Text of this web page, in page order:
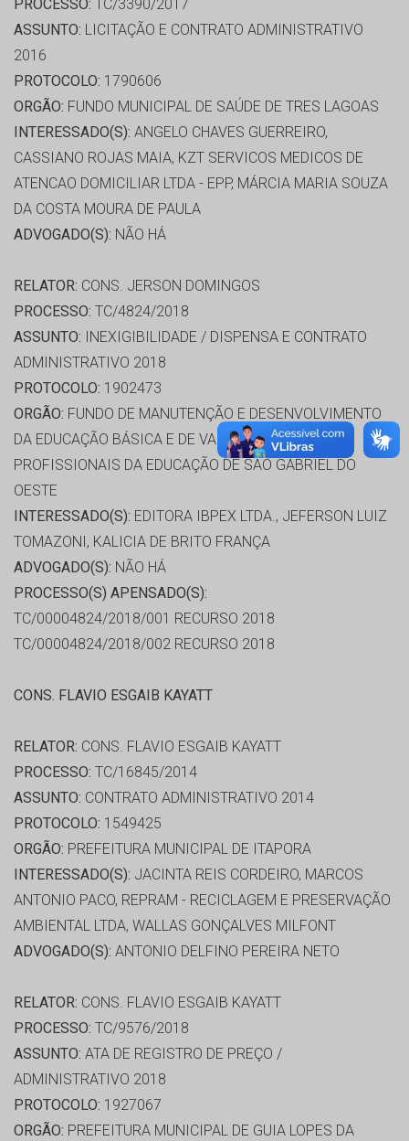
PROCESSO: TC/3390/2017
ASSUNTO: LICITAÇÃO E CONTRATO ADMINISTRATIVO
2016
PROTOCOLO: 1790606
ORGÃO: FUNDO MUNICIPAL DE SAÚDE DE TRES LAGOAS
INTERESSADO(S): ANGELO CHAVES GUERREIRO,
CASSIANO ROJAS MAIA, KZT SERVICOS MEDICOS DE
ATENCAO DOMICILIAR LTDA - EPP, MÁRCIA MARIA SOUZA
DA COSTA MOURA DE PAULA
ADVOGADO(S): NÃO HÁ
RELATOR: CONS. JERSON DOMINGOS
PROCESSO: TC/4824/2018
ASSUNTO: INEXIGIBILIDADE / DISPENSA E CONTRATO
ADMINISTRATIVO 2018
PROTOCOLO: 1902473
ORGÃO: FUNDO DE MANUTENÇÃO E DESENVOLVIMENTO
DA EDUCAÇÃO BÁSICA E DE VALORIZAÇÃO DOS
PROFISSIONAIS DA EDUCAÇÃO DE SÃO GABRIEL DO
OESTE
INTERESSADO(S): EDITORA IBPEX LTDA., JEFERSON LUIZ
TOMAZONI, KALICIA DE BRITO FRANÇA
ADVOGADO(S): NÃO HÁ
PROCESSO(S) APENSADO(S):
TC/00004824/2018/001 RECURSO 2018
TC/00004824/2018/002 RECURSO 2018
CONS. FLAVIO ESGAIB KAYATT
RELATOR: CONS. FLAVIO ESGAIB KAYATT
PROCESSO: TC/16845/2014
ASSUNTO: CONTRATO ADMINISTRATIVO 2014
PROTOCOLO: 1549425
ORGÃO: PREFEITURA MUNICIPAL DE ITAPORA
INTERESSADO(S): JACINTA REIS CORDEIRO, MARCOS
ANTONIO PACO, REPRAM - RECICLAGEM E PRESERVAÇÃO
AMBIENTAL LTDA, WALLAS GONÇALVES MILFONT
ADVOGADO(S): ANTONIO DELFINO PEREIRA NETO
RELATOR: CONS. FLAVIO ESGAIB KAYATT
PROCESSO: TC/9576/2018
ASSUNTO: ATA DE REGISTRO DE PREÇO /
ADMINISTRATIVO 2018
PROTOCOLO: 1927067
ORGÃO: PREFEITURA MUNICIPAL DE GUIA LOPES DA